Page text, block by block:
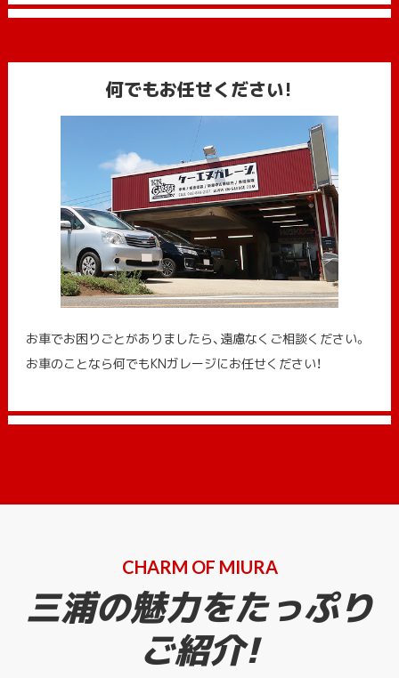
何でもお任せください!
お車でお困りごとがありましたら、遠慮なくご相談ください。
お車のことなら何でもKNガレージにお任せください！
CHARM OF MIURA
三浦の魅力をたっぷり
ご紹介!